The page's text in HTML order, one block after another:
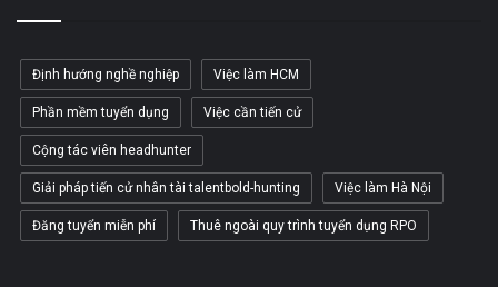
Định hướng nghề nghiệp Việc làm HCM
Phần mềm tuyển dụng Việc cần tiến cử
Cộng tác viên headhunter
Giải pháp tiến cử nhân tài talentbold-hunting Việc làm Hà Nội
Đăng tuyển miễn phí Thuê ngoài quy trình tuyển dụng RPO